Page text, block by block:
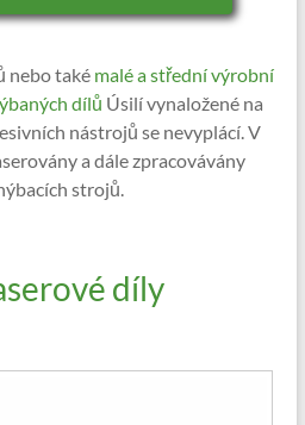
nebo takémalé a střední výrobní
dílů Úsilí vynaložené na
nástrojů se nevyplácí. V
a dále zpracovávány
strojů.
díly